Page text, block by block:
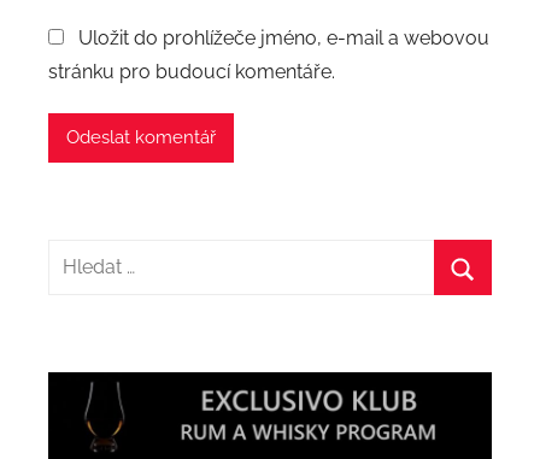
Uložit do prohlížeče jméno, e-mail a webovou
stránku pro budoucí komentáře.
Hledat: